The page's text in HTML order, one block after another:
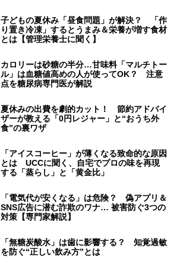
子どもの夏休み「昼食問題」が解決？ 「作
り置き冷凍」するとうまみ＆栄養が増す食材
とは【管理栄養士に聞く】
カロリーは砂糖の半分…甘味料「マルチトー
ル」は血糖値高めの人が使ってOK？ 注意
点を糖尿病専門医が解説
夏休みの出費を劇的カット！ 節約アドバイ
ザーが教える「0円レジャー」と“おうち外
食”の裏ワザ
「アイスコーヒー」が薄くなる致命的な原因
とは UCCに聞く、自宅でプロの味を再現
する「蒸らし」と「黄金比」
「電気代が安くなる」は危険？ 偽アプリ＆
SNS広告に潜む詐欺のワナ… 被害防ぐ3つの
対策【専門家解説】
「無糖炭酸水」は歯に影響する？ 知覚過敏
を防ぐ“正しい飲み方”とは